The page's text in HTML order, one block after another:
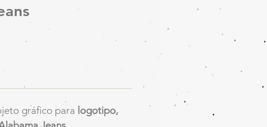
gráfico para logotipo,